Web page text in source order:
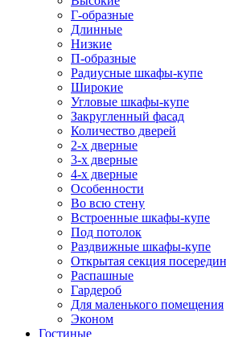
Г-образные
Длинные
Низкие
П-образные
Радиусные шкафы-купе
Широкие
Угловые шкафы-купе
Закругленный фасад
Количество дверей
2-х дверные
3-х дверные
4-х дверные
Особенности
Во всю стену
Встроенные шкафы-купе
Под потолок
Раздвижные шкафы-купе
Открытая секция
Распашные
Гардероб
Для маленького помещения
Эконом
Гостиные